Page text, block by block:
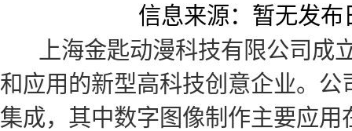
信息来源： 暂无发布
上海金匙动漫科技有限公司成
和应用的新型高科技创意企业。
集成，其中数字图像制作主要应